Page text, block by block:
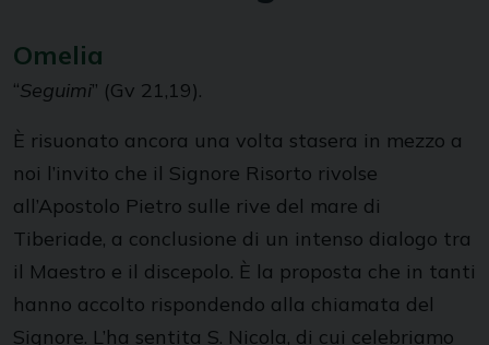
Omelia
“Seguimi” (Gv 21,19).
È risuonato ancora una volta stasera in mezzo a
noi l’invito che il Signore Risorto rivolse
all’Apostolo Pietro sulle rive del mare di
Tiberiade, a conclusione di un intenso dialogo tra
il Maestro e il discepolo. È la proposta che in tanti
hanno accolto rispondendo alla chiamata del
Signore. L’ha sentita S. Nicola, di cui celebriamo